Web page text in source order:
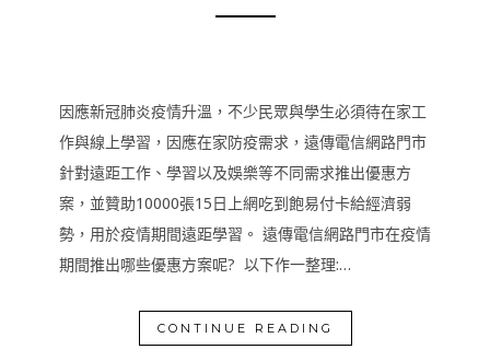
因應新冠肺炎疫情升溫，不少民眾與學生必須待在家工
作與線上學習，因應在家防疫需求，遠傳電信網路門市
針對遠距工作、學習以及娛樂等不同需求推出優惠方
案，並贊助10000張15日上網吃到飽易付卡給經濟弱
勢，用於疫情期間遠距學習。 遠傳電信網路門市在疫情
期間推出哪些優惠方案呢? 以下作一整理:…
CONTINUE READING